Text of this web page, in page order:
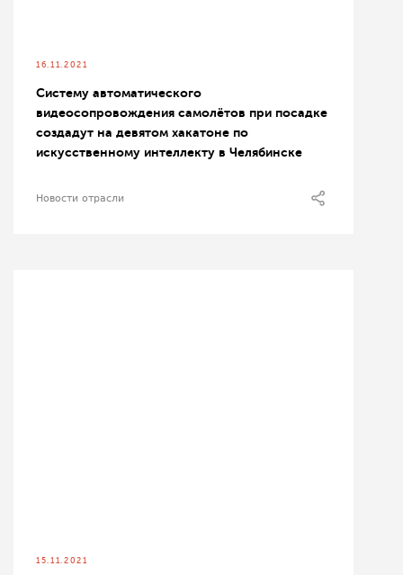
16.11.2021
Систему автоматического
видеосопровождения самолётов при посадке
создадут на девятом хакатоне по
искусственному интеллекту в Челябинске
Новости отрасли
15.11.2021